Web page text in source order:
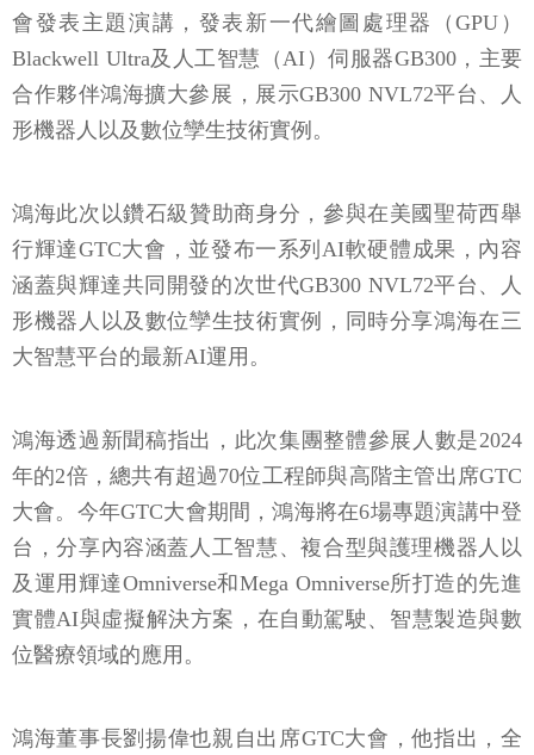
會發表主題演講，發表新一代繪圖處理器（GPU）
Blackwell Ultra及人工智慧（AI）伺服器GB300，主要
合作夥伴鴻海擴大參展，展示GB300 NVL72平台、人
形機器人以及數位孿生技術實例。
鴻海此次以鑽石級贊助商身分，參與在美國聖荷西舉
行輝達GTC大會，並發布一系列AI軟硬體成果，內容
涵蓋與輝達共同開發的次世代GB300 NVL72平台、人
形機器人以及數位孿生技術實例，同時分享鴻海在三
大智慧平台的最新AI運用。
鴻海透過新聞稿指出，此次集團整體參展人數是2024
年的2倍，總共有超過70位工程師與高階主管出席GTC
大會。今年GTC大會期間，鴻海將在6場專題演講中登
台，分享內容涵蓋人工智慧、複合型與護理機器人以
及運用輝達Omniverse和Mega Omniverse所打造的先進
實體AI與虛擬解決方案，在自動駕駛、智慧製造與數
位醫療領域的應用。
鴻海董事長劉揚偉也親自出席GTC大會，他指出，全